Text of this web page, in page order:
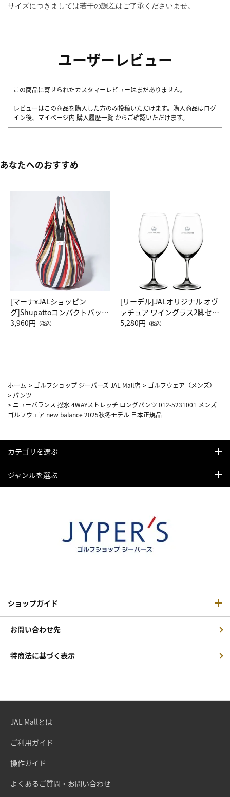
サイズにつきましては若干の誤差はご了承くださいませ。
ユーザーレビュー
この商品に寄せられたカスタマーレビューはまだありません。
レビューはこの商品を購入した方のみ投稿いただけます。購入商品はログ
イン後、マイページ内 購入履歴一覧 からご確認いただけます。
あなたへのおすすめ
[マーナxJALショッピン
グ]Shupattoコンパクトバッグ
Drop JAL客室乗務員（LC）ス
3,960円 （税込）
[リーデル]JALオリジナル オヴ
ァチュア ワイングラス2脚セッ
ト（レッドワイン）
5,280円 （税込）
ホーム > ゴルフショップ ジーパーズ JAL Mall店 > ゴルフウェア（メンズ）
> パンツ
> ニューバランス 撥水 4WAYストレッチ ロングパンツ 012-5231001 メンズ
ゴルフウェア new balance 2025秋冬モデル 日本正規品
カテゴリを選ぶ
ジャンルを選ぶ
ショップガイド
お問い合わせ先
特商法に基づく表示
JAL Mallとは
ご利用ガイド
操作ガイド
よくあるご質問・お問い合わせ